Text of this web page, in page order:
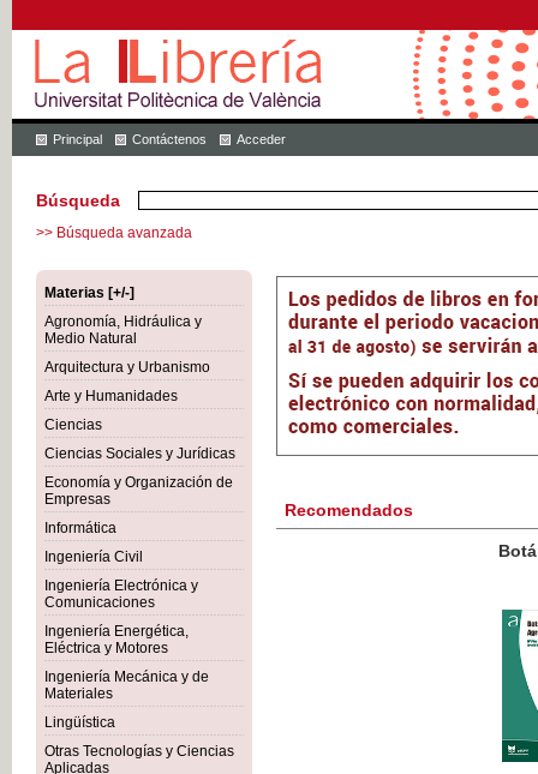
Principal Contáctenos Acceder
Búsqueda
>> Búsqueda avanzada
Materias [+/-]
Agronomía, Hidráulica y
Medio Natural
Arquitectura y Urbanismo
Arte y Humanidades
Ciencias
Ciencias Sociales y Jurídicas
Economía y Organización de
Empresas
Informática
Ingeniería Civil
Ingeniería Electrónica y
Comunicaciones
Ingeniería Energética,
Eléctrica y Motores
Ingeniería Mecánica y de
Materiales
Lingüística
Otras Tecnologías y Ciencias
Aplicadas
Recomendados
IVA